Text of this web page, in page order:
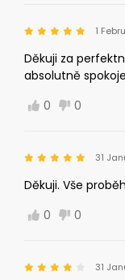
1
Děkuji za
absolutně
0
0
31
Děkuji. Vše
0
0
31